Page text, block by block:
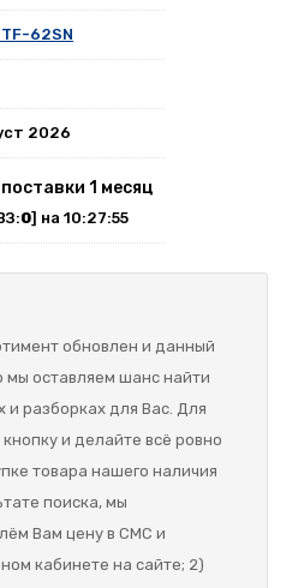
62SN
2026
1 месяц
0] на 10:27:55
обновлен и данный
мы оставляем шанс найти
и разборках для Вас. Для
и делайте всё ровно
товара нашего наличия
поиска, мы
Вам цену в СМС и
кабинете на сайте; 2)